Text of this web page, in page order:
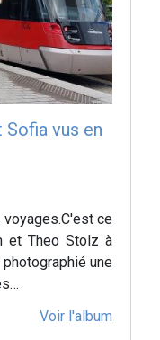
Sofia vus en
ce
et Theo Stolz à
une
Voir l'album